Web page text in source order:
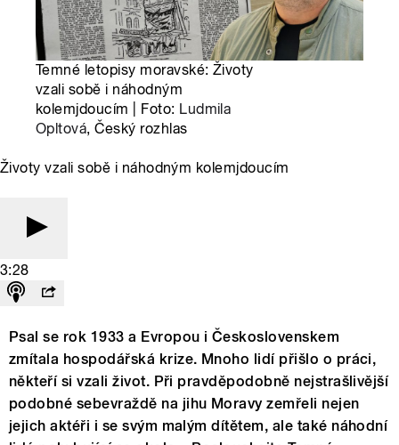
Temné letopisy moravské: Životy
vzali sobě i náhodným
kolemjdoucím | Foto: Ludmila
Opltová, Český rozhlas
Životy vzali sobě i náhodným kolemjdoucím
3:28
Psal se rok 1933 a Evropou i Československem
zmítala hospodářská krize. Mnoho lidí přišlo o práci,
někteří si vzali život. Při pravděpodobně nejstrašlivější
podobné sebevraždě na jihu Moravy zemřeli nejen
jejich aktéři i se svým malým dítětem, ale také náhodní